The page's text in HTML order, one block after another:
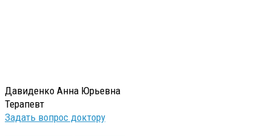
Давиденко Анна Юрьевна
Терапевт
Задать вопрос доктору